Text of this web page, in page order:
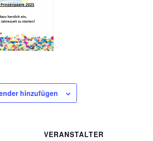
hinzufügen
VERANSTALTER